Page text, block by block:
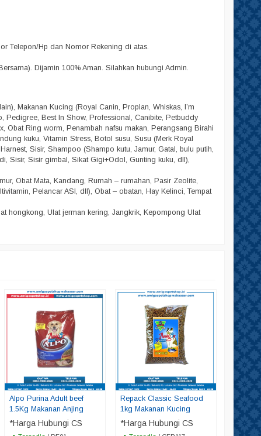
Telepon/Hp dan Nomor Rekening di atas.
Dijamin 100% Aman. Silahkan hubungi Admin.
Makanan Kucing (Royal Canin, Proplan, Whiskas, I’m
Pedigree, Best In Show, Professional, Canibite, Petbuddy
Obat Ring worm, Penambah nafsu makan, Perangsang Birahi
kuku, Vitamin Stress, Botol susu, Susu (Merk Royal
Sisir, Shampoo (Shampo kutu, Jamur, Gatal, bulu putih,
Sisir, Sisir gimbal, Sikat Gigi+Odol, Gunting kuku, dll),
Obat Mata, Kandang, Rumah – rumahan, Pasir Zeolite,
Pelancar ASI, dll), Obat – obatan, Hay Kelinci, Tempat
hongkong, Ulat jerman kering, Jangkrik, Kepompong Ulat
Alpo Purina Adult beef
1.5Kg Makanan Anjing
*Harga Hubungi CS
Repack Classic Seafood
1kg Makanan Kucing
*Harga Hubungi CS